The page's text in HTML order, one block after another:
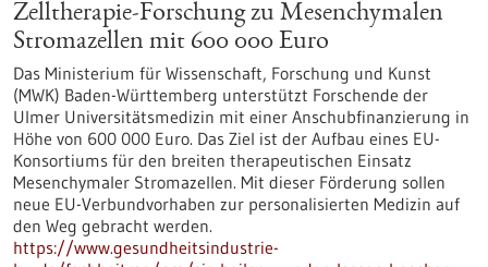
Zelltherapie-Forschung zu Mesenchymalen
Stromazellen mit 600 000 Euro
Das Ministerium für Wissenschaft, Forschung und Kunst
(MWK) Baden-Württemberg unterstützt Forschende der
Ulmer Universitätsmedizin mit einer Anschubfinanzierung in
Höhe von 600 000 Euro. Das Ziel ist der Aufbau eines EU-
Konsortiums für den breiten therapeutischen Einsatz
Mesenchymaler Stromazellen. Mit dieser Förderung sollen
neue EU-Verbundvorhaben zur personalisierten Medizin auf
den Weg gebracht werden.
https://www.gesundheitsindustrie-